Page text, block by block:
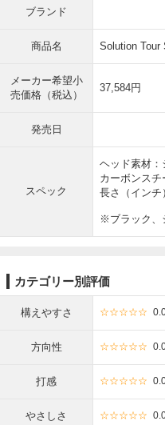
ブランド
商品名 Solution Tour
メーカー希望小
売価格（税込）
37,584円
発売日
スペック
ヘッド素材：
カーボンスチ
長さ（インチ
※ブラック、
カテゴリー別評価
構えやすさ ☆☆☆☆☆
方向性 ☆☆☆☆☆
打感 ☆☆☆☆☆
やさしさ ☆☆☆☆☆